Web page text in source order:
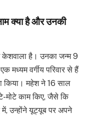
क्या है और उनकी
है। उनका जन्म 9
मध्यम वर्गीय परिवार से हैं
किया। महेश ने 16 साल
मोटे काम किए, जैसे कि
उन्होंने यूट्यूब पर अपने